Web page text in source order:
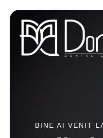
BINE AI VENIT